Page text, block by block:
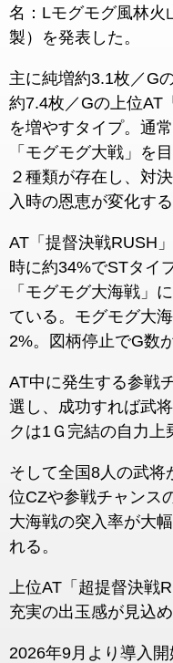
名：Lモグモグ風林火
製）を発表した。
主に純増約3.1枚／G
約7.4枚／Gの上位AT
を増やすタイプ。通
「モグモグ大戦」を
２種類が存在し、対
入時の恩恵が変化する
AT「提督決戦RUSH
時に約34%でSTタイ
「モグモグ大海戦」
ている。モグモグ大
2%。図柄停止でG数
AT中に発生する参戦
選し、成功すれば武
クは1Ｇ完結の自力上
そして全国8人の武将
位CZや参戦チャンス
大海戦の突入率が大
れる。
上位AT「超提督決戦
充実の出玉感が見込め
2026年9月より導入開